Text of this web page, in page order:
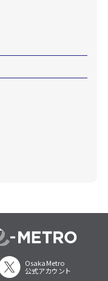
Osaka Metro
公式アカウント